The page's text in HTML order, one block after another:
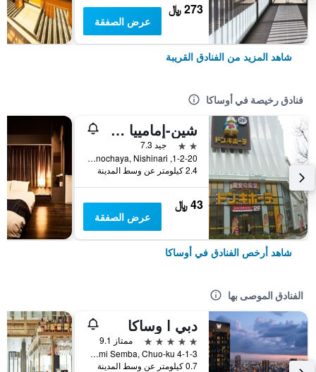
273 ﷼
عرض الصفقة
شاهد المزيد من الفنادق القريبة
فنادق رخيصة في أوساكا
شين-إمامييا هوتل
2 نجمتين
جيد 7.3
1-2-20, Haginochaya, Nishinari, أوساكا, اليابان
2.4 كيلومتر عن وسط المدينة
43 ﷼
عرض الصفقة
شاهد أرخص الفنادق في أوساكا
الفنادق الموصى بها
دبي ا وساكا
5 نجوم
ممتاز 9.1
4-1-3 Minami Semba, Chuo-ku, أوساكا, اليابان
0.7 كيلومتر عن وسط المدينة